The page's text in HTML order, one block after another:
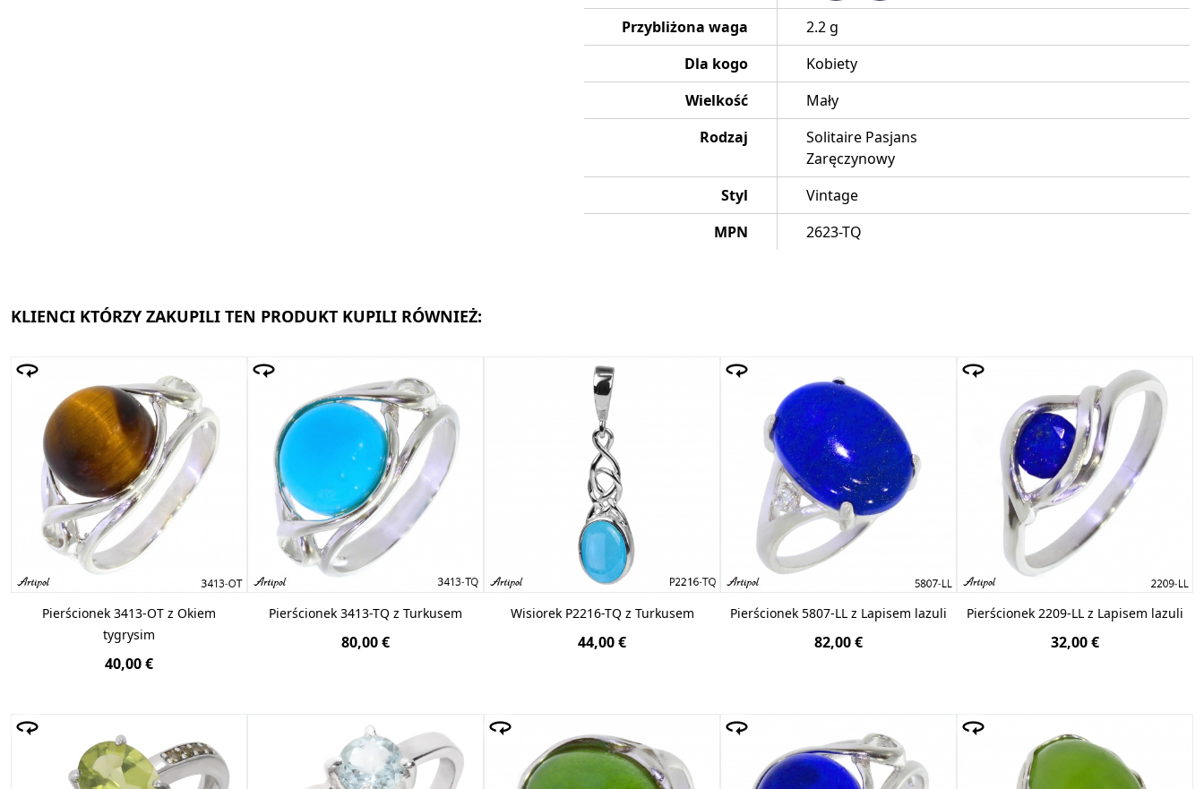
Przybliżona waga
2.2 g
Dla kogo
Kobiety
Wielkość
Mały
Rodzaj
Solitaire Pasjans
Zaręczynowy
Styl
Vintage
MPN
2623-TQ
KLIENCI KTÓRZY ZAKUPILI TEN PRODUKT KUPILI RÓWNIEŻ:
Pierścionek 3413-OT z Okiem
tygrysim
40,00 €
Pierścionek 3413-TQ z Turkusem
80,00 €
Wisiorek P2216-TQ z Turkusem
44,00 €
Pierścionek 5807-LL z Lapisem lazuli
82,00 €
Pierścionek 2209-LL z Lapisem lazuli
32,00 €